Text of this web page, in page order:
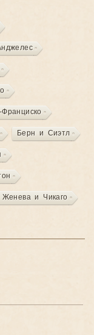
Берн и Сиэтл
Женева и Чикаго